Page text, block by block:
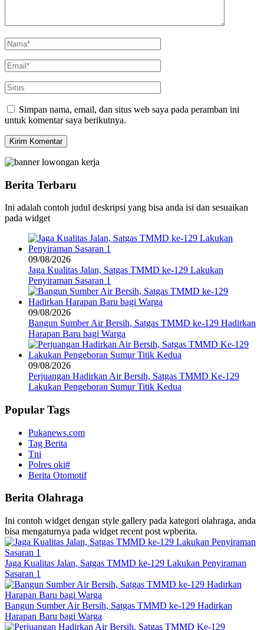
Simpan nama, email, dan situs web saya pada peramban ini
untuk komentar saya berikutnya.
Berita Terbaru
Ini adalah contoh judul deskripsi yang bisa anda isi dan sesuaikan
pada widget
09/08/2026
Jaga Kualitas Jalan, Satgas TMMD ke-129 Lakukan
Penyiraman Sasaran 1
09/08/2026
Bangun Sumber Air Bersih, Satgas TMMD ke-129 Hadirkan
Harapan Baru bagi Warga
09/08/2026
Perjuangan Hadirkan Air Bersih, Satgas TMMD Ke-129
Lakukan Pengeboran Sumur Titik Kedua
Popular Tags
Pukanews.com
Tag Berita
Tni
Polres oki#
Berita Otomotif
Berita Olahraga
Ini contoh widget dengan style gallery pada kategori olahraga, anda
bisa mengaturnya pada widget recent post wpberita.
Jaga Kualitas Jalan, Satgas TMMD ke-129 Lakukan Penyiraman
Sasaran 1
Bangun Sumber Air Bersih, Satgas TMMD ke-129 Hadirkan
Harapan Baru bagi Warga